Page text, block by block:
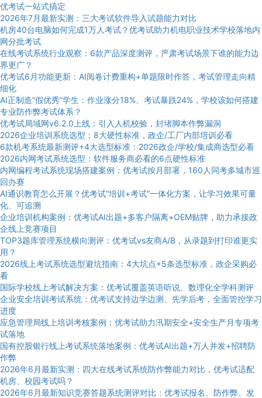
优考试一站式搞定
2026年7月最新实测：三大考试软件导入试题能力对比
机房40台电脑如何完成1万人考试？优考试助力机电职业技术学校落地内
网分批考试
在线考试系统行业观察：6款产品深度测评，严肃考试场景下谁的能力边
界更广？
优考试6月功能更新：AI阅卷计费重构+单题限时作答，考试管理走向精
细化
AI正制造“假优秀”学生：作业涨分18%、考试暴跌24%，学校该如何搭建
专业防作弊考试体系？
优考试局域网v6.2.0上线：引入人机校验，封堵脚本作弊漏洞
2026企业培训系统选型：8大硬性标准，政企/工厂内部培训必看
6款机考系统最新测评+4大选型标准：2026政企/学校/集成商选型必看
2026内网考试系统选型：软件服务商必看的6点硬性标准
内网编程考试系统现场搭建案例：优考试按月部署，160人同考多城市巡
回办赛
AI通识教育怎么开展？优考试“培训+考试”一体化方案，让学习效果可量
化、可追溯
企业培训机构案例：优考试AI出题+多客户隔离+OEM贴牌，助力承接政
企线上竞赛项目
TOP3题库管理系统横向测评：优考试vs友商A/B，从录题到打印谁更实
用？
2026线上考试系统选型避坑指南：4大坑点+5条选型标准，政企采购必
看
国际学校线上考试解决方案：优考试覆盖英语听说、数理化全学科测评
企业安全培训考试系统：优考试支持边学边测、先学后考，全面管控学习
进度
应急管理局线上培训考核案例：优考试助力汛期安全+安全生产月专项考
试落地
国有控股银行线上考试系统落地案例：优考试AI出题+万人并发+招聘防
作弊
2026年6月最新实测：四大在线考试系统防作弊能力对比，优考试适配
机房、校园考试吗？
2026年6月最新知识竞赛答题系统测评对比：优考试报名、防作弊、发